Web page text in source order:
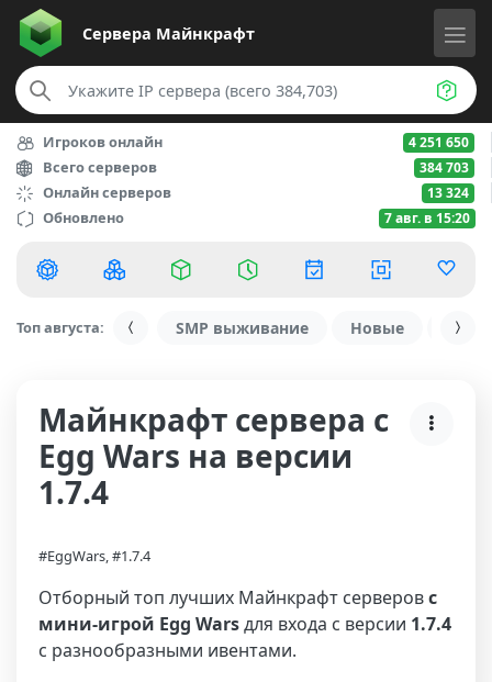
Сервера Майнкрафт
Игроков онлайн 4 251 650
Всего серверов 384 703
Онлайн серверов 13 324
Обновлено 7 авг. в 15:20
Топ августа: SMP выживание Новые С
Майнкрафт сервера с
Egg Wars на версии
1.7.4
#EggWars, #1.7.4
Отборный топ лучших Майнкрафт серверовс
мини-игрой Egg Warsдля входа с версии 1.7.4
с разнообразными ивентами.